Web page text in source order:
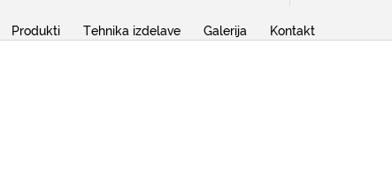
Produkti Tehnika izdelave Galerija Kontakt